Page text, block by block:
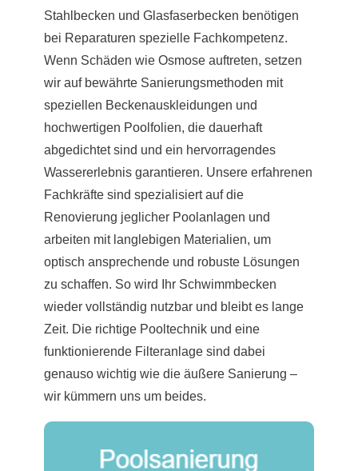
Stahlbecken und Glasfaserbecken benötigen
bei Reparaturen spezielle Fachkompetenz.
Wenn Schäden wie Osmose auftreten, setzen
wir auf bewährte Sanierungsmethoden mit
speziellen Beckenauskleidungen und
hochwertigen Poolfolien, die dauerhaft
abgedichtet sind und ein hervorragendes
Wassererlebnis garantieren. Unsere erfahrenen
Fachkräfte sind spezialisiert auf die
Renovierung jeglicher Poolanlagen und
arbeiten mit langlebigen Materialien, um
optisch ansprechende und robuste Lösungen
zu schaffen. So wird Ihr Schwimmbecken
wieder vollständig nutzbar und bleibt es lange
Zeit. Die richtige Pooltechnik und eine
funktionierende Filteranlage sind dabei
genauso wichtig wie die äußere Sanierung –
wir kümmern uns um beides.